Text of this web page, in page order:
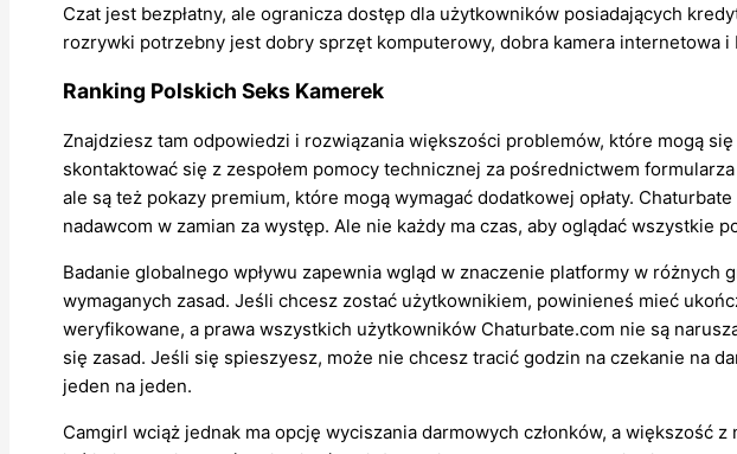
Czat jest bezpłatny, ale ogranicza dostęp dla użytkowników posiadających
rozrywki potrzebny jest dobry sprzęt komputerowy, dobra kamera internetowa i
Ranking Polskich Seks Kamerek
Znajdziesz tam odpowiedzi i rozwiązania większości problemów, które mogą
skontaktować się z zespołem pomocy technicznej za pośrednictwem
ale są też pokazy premium, które mogą wymagać dodatkowej opłaty.
nadawcom w zamian za występ. Ale nie każdy ma czas, aby oglądać wszystkie
Badanie globalnego wpływu zapewnia wgląd w znaczenie platformy w
wymaganych zasad. Jeśli chcesz zostać użytkownikiem, powinieneś mieć
weryfikowane, a prawa wszystkich użytkowników Chaturbate.com nie są
się zasad. Jeśli się spieszyesz, może nie chcesz tracić godzin na czekanie na
jeden na jeden.
Camgirl wciąż jednak ma opcję wyciszania darmowych członków, a większość